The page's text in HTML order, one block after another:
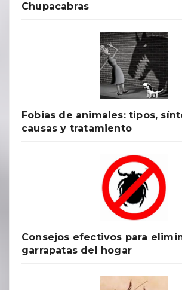
Chupacabras
Fobias de animales: tipos,
causas y tratamiento
Consejos efectivos para
garrapatas del hogar